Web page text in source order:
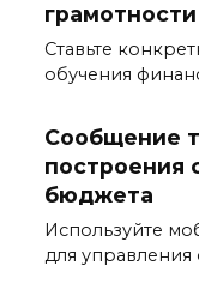
грамотности
Ставьте
обучения
Сообщение
построения
бюджета
Используйте
для